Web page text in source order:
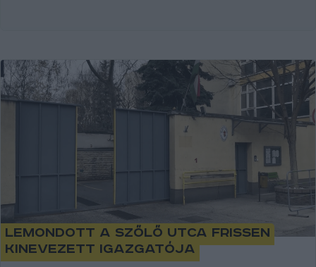
Lemondott a Szőlő utca frissen
kinevezett igazgatója